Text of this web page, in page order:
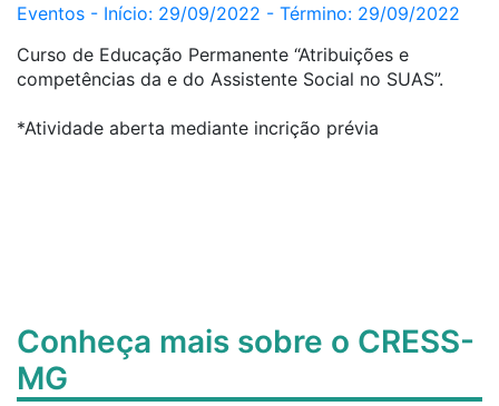
Eventos - Início: 29/09/2022 - Término: 29/09/2022
Curso de Educação Permanente “Atribuições e
competências da e do Assistente Social no SUAS”.
*Atividade aberta mediante incrição prévia
Conheça mais sobre o CRESS-
MG